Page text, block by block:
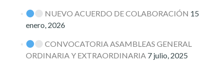
NUEVO ACUERDO DE COLABORACIÓN 15
enero, 2026
CONVOCATORIA ASAMBLEAS GENERAL
ORDINARIA Y EXTRAORDINARIA 7 julio, 2025